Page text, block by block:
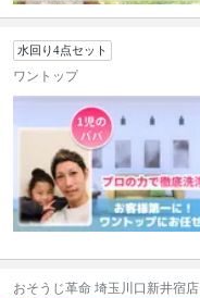
水回り4点セット
ワントップ
おそうじ革命 埼玉川口新井宿店